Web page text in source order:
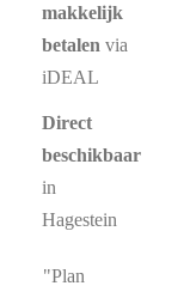
makkelijk
betalen via
iDEAL
Direct
beschikbaar
in
Hagestein
"Plan